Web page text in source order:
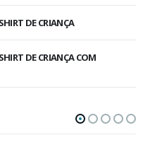
DE CRIANÇA
DE CRIANÇA COM